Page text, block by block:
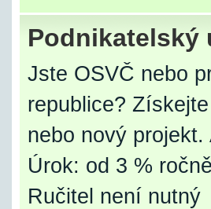
Podnikatelský
Jste OSVČ nebo
republice?
nebo nový
Úrok: od 3 %
Ručitel není nutný